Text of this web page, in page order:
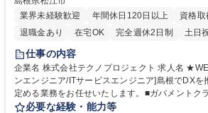
業界未経験歓迎
年間休日120日以上 資格取
退職金あり
在宅OK 完全週休2日制 土日
仕事の内容
企業名 株式会社テクノプロジェクト 求人名 ★WEB面接可[アプリケーショ
ンエンジニア/ITサービスエンジニア]島根でDXを推進 仕事の内容
定める業務をお任せいたします。■ガバメントク
た、自治体基幹系システムのアプリケーション導
必要な経験・能力等